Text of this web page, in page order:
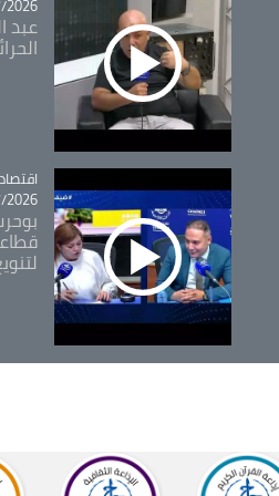
عبد
اقتصاد
- 12:13